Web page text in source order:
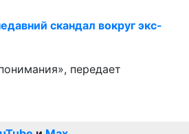
скандал вокруг экс-
передает